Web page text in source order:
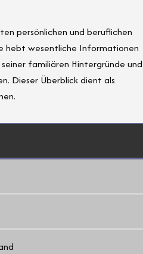
persönlichen und beruflichen
hebt wesentliche Informationen
familiären Hintergründe und
Dieser Überblick dient als